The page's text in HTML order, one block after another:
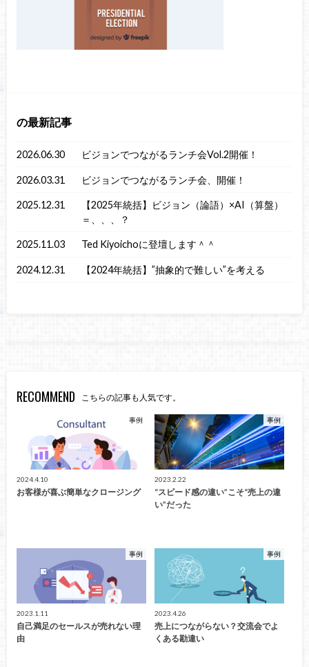
の最新記事
2026.06.30 ビジョンでつながるランチ会Vol.2開催！
2026.03.31 ビジョンでつながるランチ会、開催！
2025.12.31
【2025年統括】ビジョン（論語）×AI（算盤）
＝、、、？
2025.11.03 Ted Kiyoichoに登壇します＾＾
2024.12.31 【2024年統括】”抽象的で難しい”を考える
RECOMMEND こちらの記事も人気です。
事例
2024.4.10
お客様が喜ぶ簡単なクロージング
事例
2023.2.22
“スピード感の違い”こそ“売上の違
い”だった
事例
2023.1.11
自己満足のセールスが売れない理
由
事例
2023.4.26
売上につながらない？交流会でよ
くある勘違い